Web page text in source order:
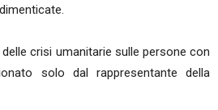
crisi umanitarie sulle persone con
solo dal rappresentante della